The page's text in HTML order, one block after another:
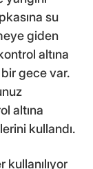
su
giden
altına
gece var.
altına
kullandı.
kullanılıyor